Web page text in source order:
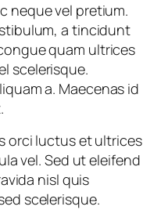
neque vel pretium.
a tincidunt
quam ultrices
scelerisque.
a. Maecenas id
orci luctus et ultrices
vel. Sed ut eleifend
nisl quis
scelerisque.